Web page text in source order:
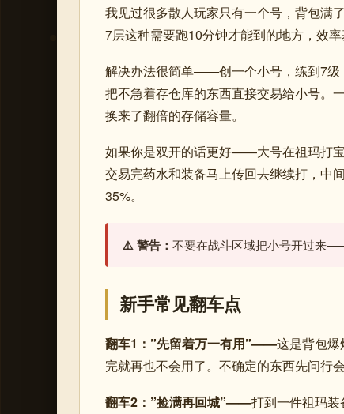
我见过很多散人玩家只有一个号，背包满
7层这种需要跑10分钟才能到的地方，效率
解决办法很简单——创一个小号，练到7级
把不急着存仓库的东西直接交易给小号。
换来了翻倍的存储容量。
如果你是双开的话更好——大号在祖玛打宝
交易完药水和装备马上传回去继续打，中
35%。
⚠️ 警告： 不要在战斗区域把小号开过来
新手常见翻车点
翻车1：”先留着万一有用”——这是背包
完就再也不会用了。不确定的东西先问行
翻车2：”捡满再回城”——打到一件祖玛